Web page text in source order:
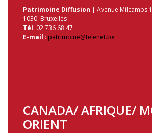
Patrimoine Diffusion | Avenue Milcamps
1030 Bruxelles
Tél: 02 736 68 47
E-mail : patrimoine@telenet.be
CANADA/ AFRIQUE/
ORIENT